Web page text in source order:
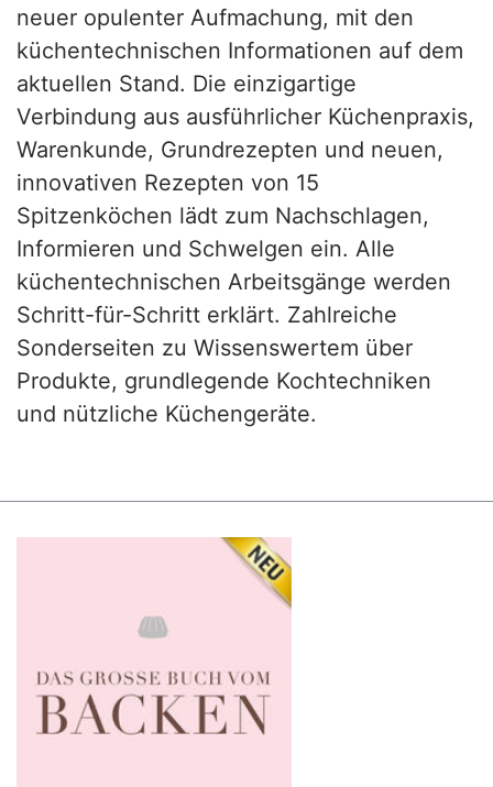
neuer opulenter Aufmachung, mit den
küchentechnischen Informationen auf dem
aktuellen Stand. Die einzigartige
Verbindung aus ausführlicher Küchenpraxis,
Warenkunde, Grundrezepten und neuen,
innovativen Rezepten von 15
Spitzenköchen lädt zum Nachschlagen,
Informieren und Schwelgen ein. Alle
küchentechnischen Arbeitsgänge werden
Schritt-für-Schritt erklärt. Zahlreiche
Sonderseiten zu Wissenswertem über
Produkte, grundlegende Kochtechniken
und nützliche Küchengeräte.